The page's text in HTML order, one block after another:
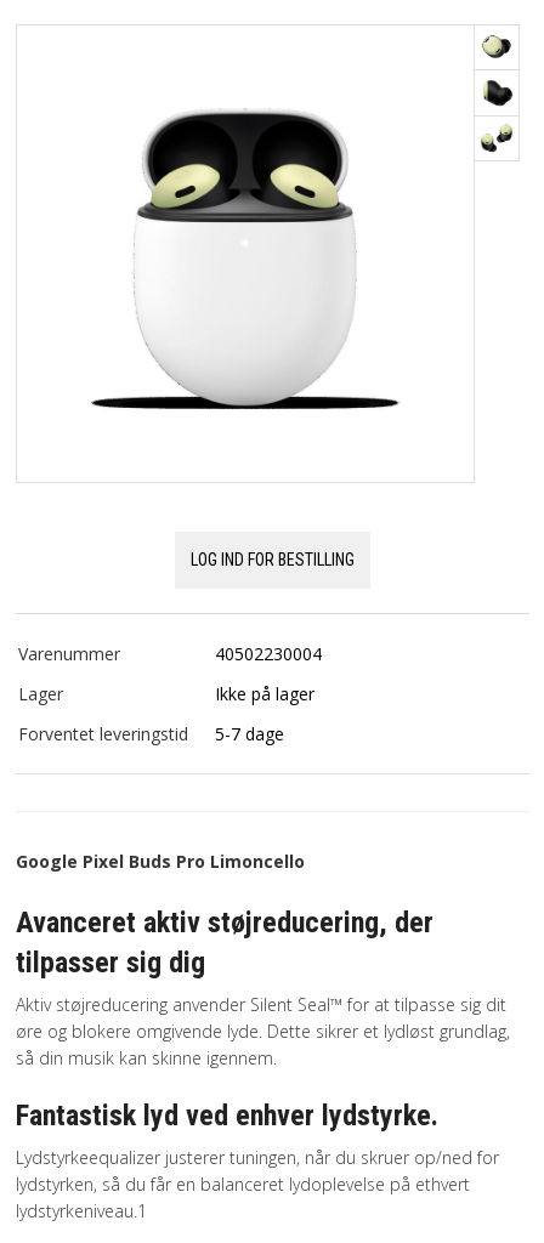
KUNDESERVICE
FORRETNINGSBETINGELSER
APPLE FOR BUSINESS
LOG IND FOR BESTILLING
Varenummer
40502230004
Lager
Ikke på lager
Forventet leveringstid
5-7 dage
Google Pixel Buds Pro Limoncello
Avanceret aktiv støjreducering, der
tilpasser sig dig
Aktiv støjreducering anvender Silent Seal™ for at tilpasse sig dit
øre og blokere omgivende lyde. Dette sikrer et lydløst grundlag,
så din musik kan skinne igennem.
Fantastisk lyd ved enhver lydstyrke.
Lydstyrkeequalizer justerer tuningen, når du skruer op/ned for
lydstyrken, så du får en balanceret lydoplevelse på ethvert
lydstyrkeniveau.1